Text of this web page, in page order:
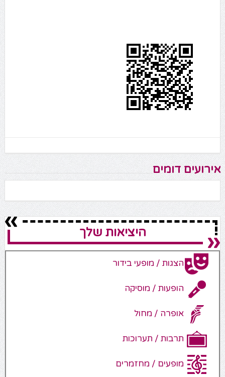
אירועים דומים
היציאות שלך
הצגות / מופעי בידור
הופעות / מוסיקה
אופרה / מחול
תרבות / תערוכות
מופעים / מחזמרים